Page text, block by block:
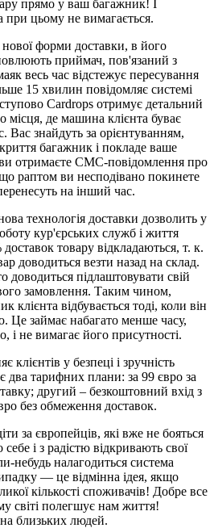
прямо у ваш багажник! І
при цьому не вимагається.
нової форми доставки, в його
приймач, пов'язаний з
весь час відстежує пересування
15 хвилин повідомляє системі
Cardrops отримує детальний
місця, де машина клієнта буває
Вас знайдуть за орієнтуванням,
багажник і покладе ваше
отримаєте СМС-повідомлення про
раптом ви несподівано покинете
на інший час.
технологія доставки дозволить у
кур'єрських служб і життя
товару відкладаються, т. к.
доводиться везти назад на склад.
доводиться підлаштовувати свій
замовлення. Таким чином,
клієнта відбувається тоді, коли він
Це займає набагато менше часу,
і не вимагає його присутності.
клієнтів у безпеці і зручність
два тарифних плани: за 99 євро за
другий – безкоштовний вхід з
без обмеження доставок.
за європейців, які вже не бояться
і з радістю відкривають свої
налагодиться система
— це відмінна ідея, якщо
кількості споживачів! Добре все
світі полегшує нам життя!
близьких людей.